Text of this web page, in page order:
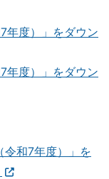
年度）」をダウン
年度）」をダウン
令和7年度）」を